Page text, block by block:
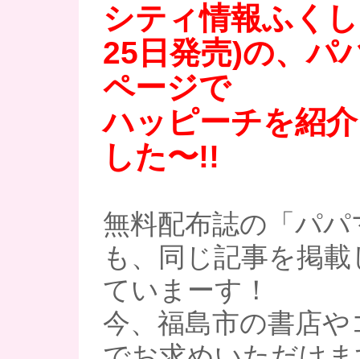
シティ情報ふく
25日発売)の、パ
ページで
ハッピーチを紹
した〜!!
無料配布誌の「パ
も、同じ記事を掲
ていまーす！
今、福島市の書店